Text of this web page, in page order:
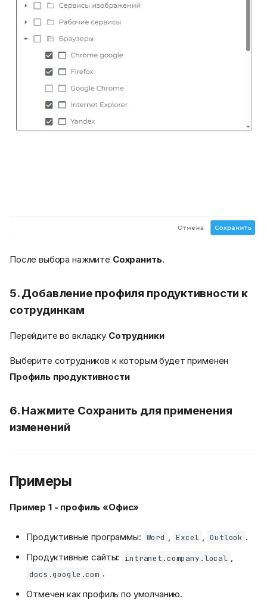
После выбора нажмите Сохранить.
5. Добавление профиля продуктивности к
сотрудинкам
Перейдите во вкладку Сотрудники
Выберите сотрудников к которым будет применен
Профиль продуктивности
6. Нажмите Сохранить для применения
изменений
Примеры
Пример 1 - профиль «Офис»
Продуктивные программы: Word , Excel , Outlook .
Продуктивные сайты:
intranet.company.local ,
docs.google.com .
Отмечен как профиль по умолчанию.